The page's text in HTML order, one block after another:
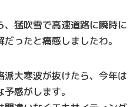
猛吹雪で高速道路に瞬時に
ったと痛感しましたわ。
大寒波が抜けたら、今年は
感がします。